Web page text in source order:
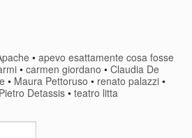
•apevo esattamente cosa fosse
• carmen giordano • Claudia De
• Maura Pettoruso • renato palazzi •
Detassis• teatro litta